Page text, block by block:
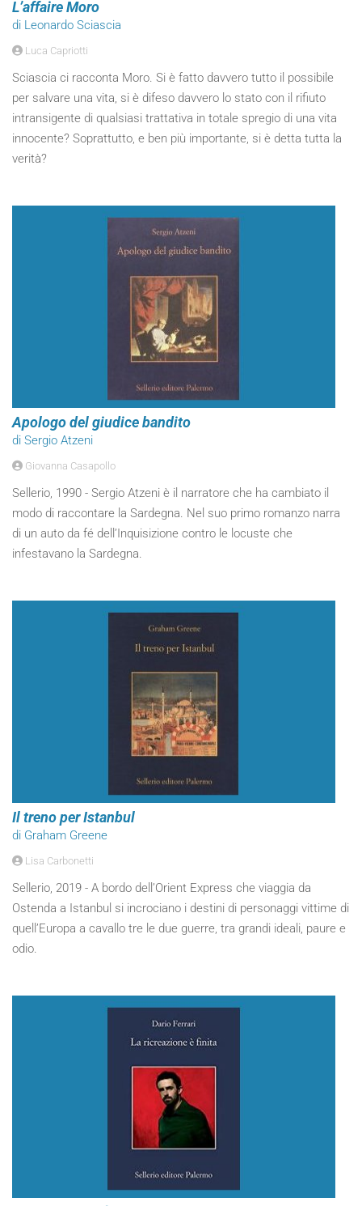
L’affaire Moro
di Leonardo Sciascia
Luca Capriotti
Sciascia ci racconta Moro. Si è fatto davvero tutto il possibile
per salvare una vita, si è difeso davvero lo stato con il rifiuto
intransigente di qualsiasi trattativa in totale spregio di una vita
innocente? Soprattutto, e ben più importante, si è detta tutta la
verità?
Apologo del giudice bandito
di Sergio Atzeni
Giovanna Casapollo
Sellerio, 1990 - Sergio Atzeni è il narratore che ha cambiato il
modo di raccontare la Sardegna. Nel suo primo romanzo narra
di un auto da fé dell’Inquisizione contro le locuste che
infestavano la Sardegna.
Il treno per Istanbul
di Graham Greene
Lisa Carbonetti
Sellerio, 2019 - A bordo dell’Orient Express che viaggia da
Ostenda a Istanbul si incrociano i destini di personaggi vittime di
quell’Europa a cavallo tre le due guerre, tra grandi ideali, paure e
odio.